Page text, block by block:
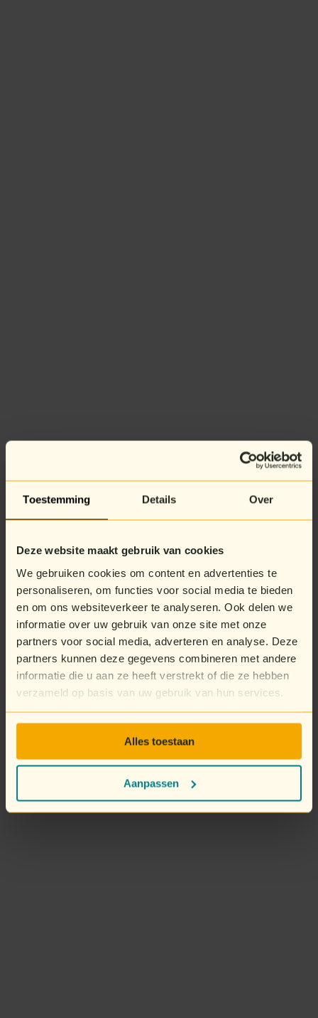
Toestemming Details Over
Deze website maakt gebruik van cookies
We gebruiken cookies om content en advertenties te
personaliseren, om functies voor social media te bieden
en om ons websiteverkeer te analyseren. Ook delen we
informatie over uw gebruik van onze site met onze
partners voor social media, adverteren en analyse. Deze
partners kunnen deze gegevens combineren met andere
informatie die u aan ze heeft verstrekt of die ze hebben
verzameld op basis van uw gebruik van hun services.
Alles toestaan
Aanpassen